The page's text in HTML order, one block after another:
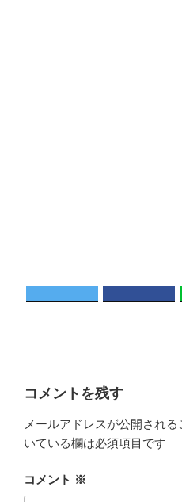
コメントを残す
メールアドレスが公開される
いている欄は必須項目です
コメント ※